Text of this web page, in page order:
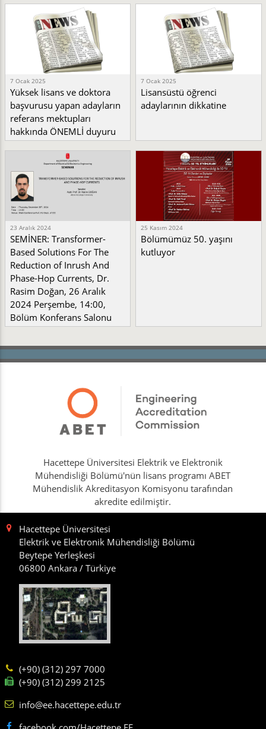
7 Ocak 2025
Yüksek lisans ve doktora
başvurusu yapan adayların
referans mektupları
hakkında ÖNEMLİ duyuru
7 Ocak 2025
Lisansüstü öğrenci
adaylarının dikkatine
23 Aralık 2024
SEMİNER: Transformer-
Based Solutions For The
Reduction of Inrush And
Phase-Hop Currents, Dr.
Rasim Doğan, 26 Aralık
2024 Perşembe, 14:00,
Bölüm Konferans Salonu
25 Kasım 2024
Bölümümüz 50. yaşını
kutluyor
Hacettepe Üniversitesi Elektrik ve Elektronik
Mühendisliği Bölümü'nün lisans programı ABET
Mühendislik Akreditasyon Komisyonu tarafından
akredite edilmiştir.
Hacettepe Üniversitesi
Elektrik ve Elektronik Mühendisliği Bölümü
Beytepe Yerleşkesi
06800 Ankara / Türkiye
(+90) (312) 297 7000
(+90) (312) 299 2125
info@ee.hacettepe.edu.tr